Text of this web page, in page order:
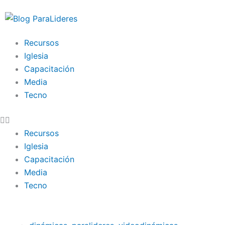
al
Recursos
Iglesia
Capacitación
Media
Tecno
Recursos
Iglesia
Capacitación
Media
Tecno